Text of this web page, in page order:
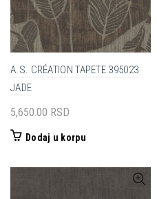
A.S. CRÉATION TAPETE 395023
JADE
5,650.00 RSD
Dodaj u korpu